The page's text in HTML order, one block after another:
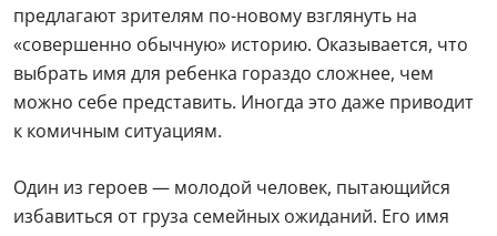
предлагают зрителям по-новому взглянуть на
«совершенно обычную» историю. Оказывается, что
выбрать имя для ребенка гораздо сложнее, чем
можно себе представить. Иногда это даже приводит
к комичным ситуациям.
Один из героев — молодой человек, пытающийся
избавиться от груза семейных ожиданий. Его имя